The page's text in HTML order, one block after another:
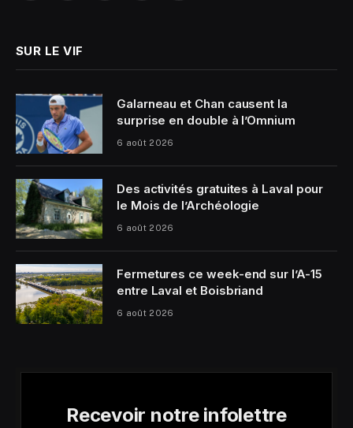
SUR LE VIF
Galarneau et Chan causent la
surprise en double à l’Omnium
6 août 2026
Des activités gratuites à Laval pour
le Mois de l’Archéologie
6 août 2026
Fermetures ce week-end sur l’A-15
entre Laval et Boisbriand
6 août 2026
Recevoir notre infolettre